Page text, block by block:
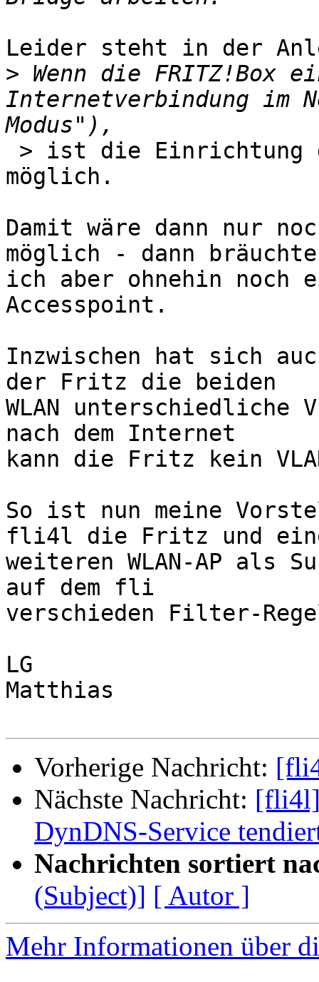
Leider steht in der
> Wenn die FRITZ!Box
Internetverbindung im
möglich.
Damit wäre dann nur
möglich - dann
ich aber ohnehin noch
Accesspoint.
Inzwischen hat sich
der Fritz die beiden
WLAN unterschiedliche
nach dem Internet
kann die Fritz kein
So ist nun meine
fli4l die Fritz und
weiteren WLAN-AP als
auf dem fli
verschieden Filter-
LG
Matthias
Vorherige Nachricht:
Nächste Nachricht: [fli4l]
DynDNS-Service
Nachrichten sortiert
(Subject)] [ Autor ]
Mehr Informationen über